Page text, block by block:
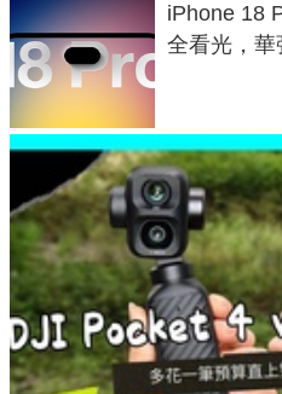
iPhone 18
全看光，華